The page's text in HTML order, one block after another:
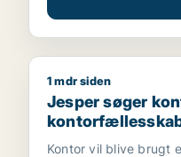
Jesper søger
1 mdr siden
Jesper søger
Gislinge
Kontor vil blive brugt